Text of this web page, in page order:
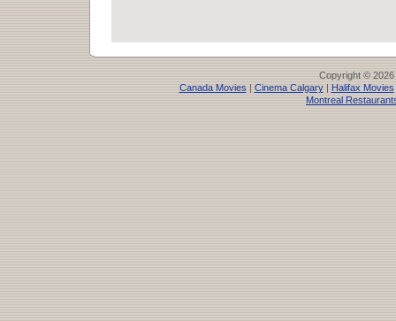
Copyright © 2026
Canada Movies| Cinema Calgary| Halifax Movies
Montreal